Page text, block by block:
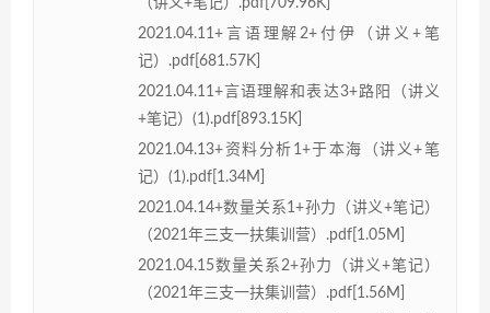
2021.04.11+言语理解2+付伊（讲义+笔
记）.pdf[681.57K]
2021.04.11+言语理解和表达3+路阳（讲义
+笔记）(1).pdf[893.15K]
2021.04.13+资料分析1+于本海（讲义+笔
记）(1).pdf[1.34M]
2021.04.14+数量关系1+孙力（讲义+笔记）
（2021年三支一扶集训营）.pdf[1.05M]
2021.04.15数量关系2+孙力（讲义+笔记）
（2021年三支一扶集训营）.pdf[1.56M]